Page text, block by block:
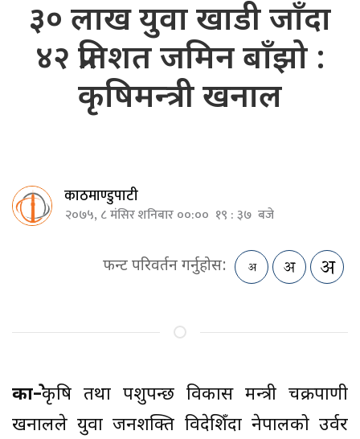
३० लाख युवा खाडी जाँदा
४२ प्रतिशत जमिन बाँझो :
कृषिमन्त्री खनाल
काठमाण्डुपाटी
२०७५, ८ मंसिर शनिबार ००:०० १९ : ३७ बजे
फन्ट परिवर्तन गर्नुहोस:
काभ्रे–कृषि तथा पशुपन्छी विकास मन्त्री चक्रपाणी
खनालले युवा जनशक्ति विदेशिँदा नेपालको उर्वर